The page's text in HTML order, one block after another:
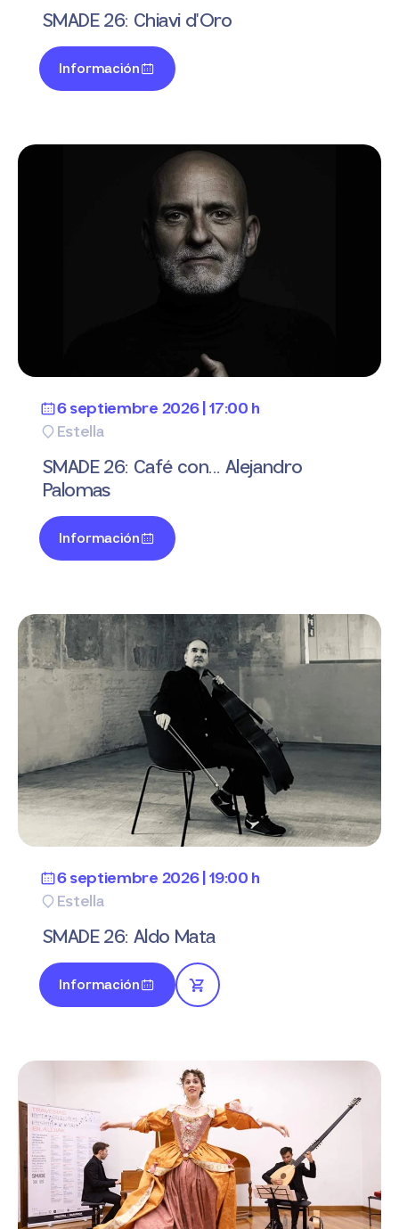
SMADE 26: Chiavi d'Oro
Información
6 septiembre 2026 | 17:00 h
Estella
SMADE 26: Café con... Alejandro
Palomas
Información
6 septiembre 2026 | 19:00 h
Estella
SMADE 26: Aldo Mata
Información